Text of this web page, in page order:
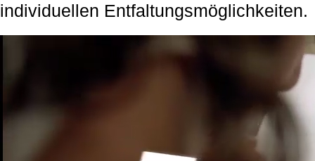
individuellen Entfaltungsmöglichkeiten.